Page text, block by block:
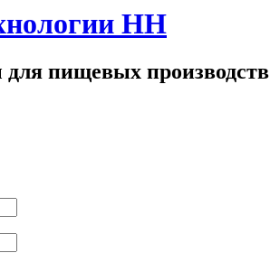
НН
для пищевых производств